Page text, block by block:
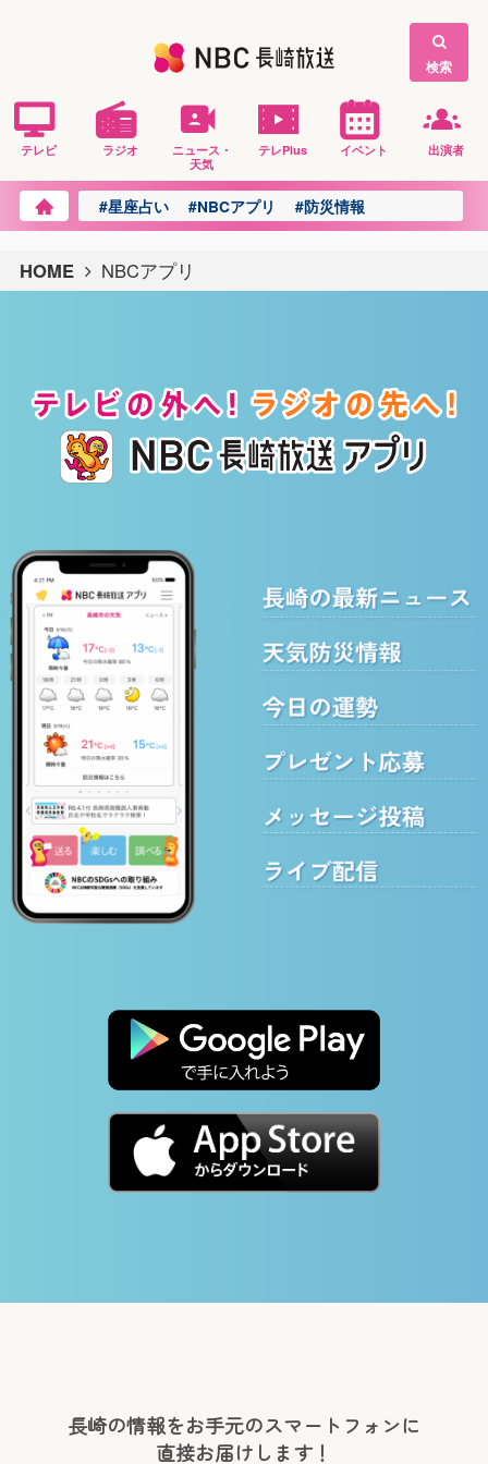
検索
テレビ ラジオ
ニュース・
天気
テレPlus イベント 出演者
#星座占い #NBCアプリ #防災情報
HOME NBCアプリ
長崎の情報をお手元のスマートフォンに
直接お届けします！